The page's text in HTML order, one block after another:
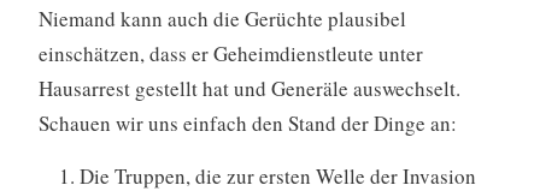
Niemand kann auch die Gerüchte plausibel
einschätzen, dass er Geheimdienstleute unter
Hausarrest gestellt hat und Generäle auswechselt.
Schauen wir uns einfach den Stand der Dinge an:
Die Truppen, die zur ersten Welle der Invasion